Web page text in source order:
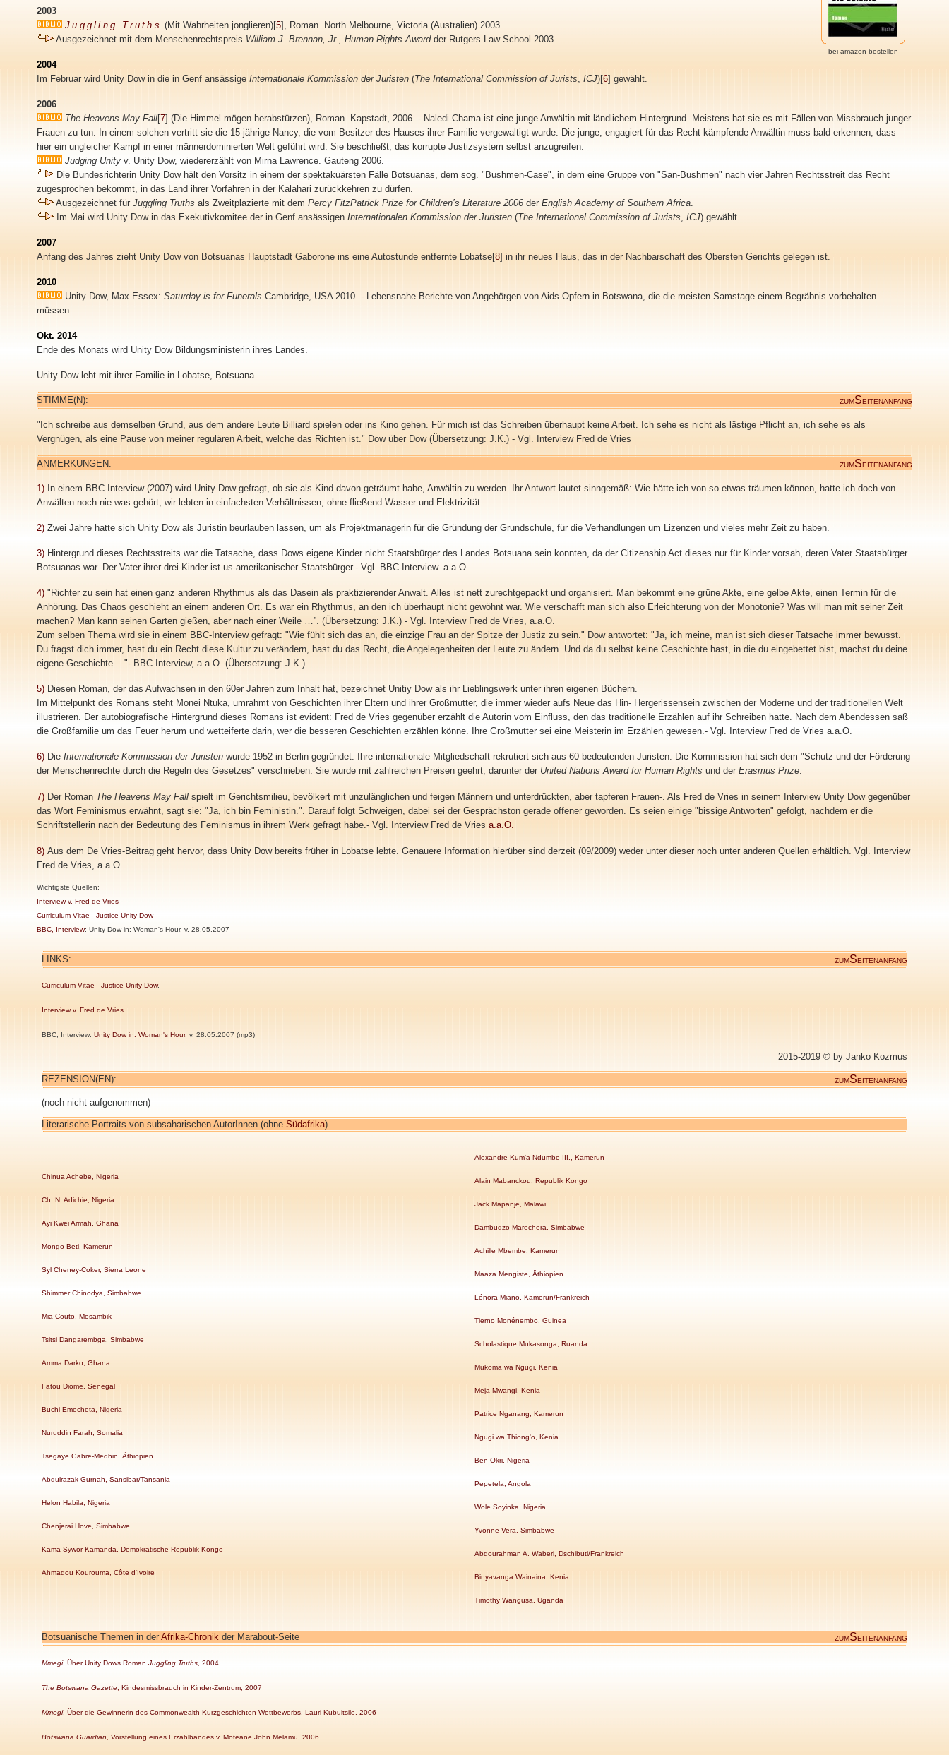
bei amazon bestellen
2003
Juggling Truths (Mit Wahrheiten jonglieren)[5], Roman. North Melbourne, Victoria (Australien) 2003.
Ausgezeichnet mit dem Menschenrechtspreis William J. Brennan, Jr., Human Rights Awardder Rutgers Law School 2003.
2004
Im Februar wird Unity Dow in die in Genf ansässige Internationale Kommission der Juristen (The International Commission of Jurists ICJ)[6] gewählt.
2006
The Heavens May Fall[7] (Die Himmel mögen herabstürzen), Roman. Kapstadt, 2006. - Naledi Chama ist eine junge Anwältin mit ländlichem Hintergrund. Meistens hat sie es mit Fällen von Missbrauch junger
Frauen zu tun. In einem solchen vertritt sie die 15-jährige Nancy, die vom Besitzer des Hauses ihrer Familie vergewaltigt wurde. Die junge, engagiert für das Recht kämpfende Anwältin muss bald erkennen, dass
hier ein ungleicher Kampf in einer männerdominierten Welt geführt wird. Sie beschließt, das korrupte Justizsystem selbst anzugreifen.
Judging Unity v. Unity Dow, wiedererzählt von Mirna Lawrence. Gauteng 2006.
Die Bundesrichterin Unity Dow hält den Vorsitz in einem der spektakuärsten Fälle Botsuanas, dem sog. "Bushmen-Case", in dem eine Gruppe von "San-Bushmen" nach vier Jahren Rechtsstreit das Recht
zugesprochen bekommt, in das Land ihrer Vorfahren in der Kalahari zurückkehren zu dürfen.
Ausgezeichnet für Juggling Truths als Zweitplazierte mit dem Percy FitzPatrick Prize for Children’s Literature 2006 der English Academy of Southern Africa
Im Mai wird Unity Dow in das Exekutivkomitee der in Genf ansässigen Internationalen Kommission der Juristen (The International Commission of Jurists ICJ) gewählt.
2007
Anfang des Jahres zieht Unity Dow von Botsuanas Hauptstadt Gaborone ins eine Autostunde entfernte Lobatse[8] in ihr neues Haus, das in der Nachbarschaft des Obersten Gerichts gelegen ist.
2010
Unity Dow, Max Essex: Saturday is for Funerals Cambridge, USA 2010 . -
Lebensnahe Berichte von Angehörgen von Aids-Opfern in Botswana, die die meisten Samstage einem Begräbnis vorbehalten
müssen.
Okt. 2014
Ende des Monats wird Unity Dow Bildungsministerin ihres Landes.
Unity Dow lebt mit ihrer Familie in Lobatse, Botsuana.
STIMME(N): ZUMSEITENANFANG
"Ich schreibe aus demselben Grund, aus dem andere Leute Billiard spielen oder ins Kino gehen. Für mich ist das Schreiben überhaupt keine Arbeit. Ich sehe es nicht als lästige Pflicht an, ich sehe es als
Vergnügen, als eine Pause von meiner regulären Arbeit, welche das Richten ist." Dow über Dow (Übersetzung: J.K.) - Vgl. Interview Fred de Vries
ANMERKUNGEN: ZUMSEITENANFANG
1) In einem BBC-Interview (2007) wird Unity Dow gefragt, ob sie als Kind davon geträumt habe, Anwältin zu werden. Ihr Antwort lautet sinngemäß: Wie hätte ich von so etwas träumen können, hatte ich doch von
Anwälten noch nie was gehört, wir lebten in einfachsten Verhältnissen, ohne fließend Wasser und Elektrizität.
2) Zwei Jahre hatte sich Unity Dow als Juristin beurlauben lassen, um als Projektmanagerin für die Gründung der Grundschule, für die Verhandlungen um Lizenzen und vieles mehr Zeit zu haben.
3) Hintergrund dieses Rechtsstreits war die Tatsache, dass Dows eigene Kinder nicht Staatsbürger des Landes Botsuana sein konnten, da der Citizenship Act dieses nur für Kinder vorsah, deren Vater Staatsbürger
Botsuanas war. Der Vater ihrer drei Kinder ist us-amerikanischer Staatsbürger.- Vgl. BBC-Interview. a.a.O.
4) "Richter zu sein hat einen ganz anderen Rhythmus als das Dasein als praktizierender Anwalt. Alles ist nett zurechtgepackt und organisiert. Man bekommt eine grüne Akte, eine gelbe Akte, einen Termin für die
Anhörung. Das Chaos geschieht an einem anderen Ort. Es war ein Rhythmus, an den ich überhaupt nicht gewöhnt war. Wie verschafft man sich also Erleichterung von der Monotonie? Was will man mit seiner Zeit
machen? Man kann seinen Garten gießen, aber nach einer Weile …”. (Übersetzung: J.K.) - Vgl. Interview Fred de Vries, a.a.O.
Zum selben Thema wird sie in einem BBC-Interview gefragt: "Wie fühlt sich das an, die einzige Frau an der Spitze der Justiz zu sein." Dow antwortet: "Ja, ich meine, man ist sich dieser Tatsache immer bewusst.
Du fragst dich immer, hast du ein Recht diese Kultur zu verändern, hast du das Recht, die Angelegenheiten der Leute zu ändern. Und da du selbst keine Geschichte hast, in die du eingebettet bist, machst du deine
eigene Geschichte ..."- BBC-Interview, a.a.O. (Übersetzung: J.K.)
5) Diesen Roman, der das Aufwachsen in den 60er Jahren zum Inhalt hat, bezeichnet Unitiy Dow als ihr Lieblingswerk unter ihren eigenen Büchern.
Im Mittelpunkt des Romans steht Monei Ntuka, umrahmt von Geschichten ihrer Eltern und ihrer Großmutter, die immer wieder aufs Neue das Hin- Hergerissensein zwischen der Moderne und der traditionellen Welt
illustrieren. Der autobiografische Hintergrund dieses Romans ist evident: Fred de Vries gegenüber erzählt die Autorin vom Einfluss, den das traditionelle Erzählen auf ihr Schreiben hatte. Nach dem Abendessen saß
die Großfamilie um das Feuer herum und wetteiferte darin, wer die besseren Geschichten erzählen könne. Ihre Großmutter sei eine Meisterin im Erzählen gewesen.- Vgl. Interview Fred de Vries a.a.O.
6) Die Internationale Kommission der Juristen wurde 1952 in Berlin gegründet. Ihre internationale Mitgliedschaft rekrutiert sich aus 60 bedeutenden Juristen. Die Kommission hat sich dem "Schutz und der Förderung
der Menschenrechte durch die Regeln des Gesetzes" verschrieben. Sie wurde mit zahlreichen Preisen geehrt, darunter der United Nations Award for Human Rights und der Erasmus Prize.
7) Der Roman The Heavens May Fall spielt im Gerichtsmilieu, bevölkert mit unzulänglichen und feigen Männern und unterdrückten, aber tapferen Frauen-. Als Fred de Vries in seinem Interview Unity Dow gegenüber
das Wort Feminismus erwähnt, sagt sie: "Ja, ich bin Feministin.". Darauf folgt Schweigen, dabei sei der Gesprächston gerade offener geworden. Es seien einige "bissige Antworten" gefolgt, nachdem er die
Schriftstellerin nach der Bedeutung des Feminismus in ihrem Werk gefragt habe.- Vgl. Interview Fred de Vries a.a.O.
8) Aus dem De Vries-Beitrag geht hervor, dass Unity Dow bereits früher in Lobatse lebte. Genauere Information hierüber sind derzeit (09/2009) weder unter dieser noch unter anderen Quellen erhältlich. Vgl. Interview
Fred de Vries, a.a.O.
Wichtigste Quellen:
Interview v. Fred de Vries
Curriculum Vitae - Justice Unity Dow
BBC, Interview: Unity Dow in: Woman's Hour, v. 28.05.2007
LINKS: ZUMSEITENANFANG
Curriculum Vitae - Justice Unity Dow.
Interview v. Fred de Vries
BBC, Interview: Unity Dow in: Woman's Hour, v. 28.05.2007 (mp3)
2015-2019 © by Janko Kozmus
REZENSION(EN): ZUMSEITENANFANG
(noch nicht aufgenommen)
Literarische Portraits von subsaharischen AutorInnen (ohne Südafrika)
Chinua Achebe, Nigeria
Ch. N. Adichie, Nigeria
Ayi Kwei Armah, Ghana
Mongo Beti, Kamerun
Syl Cheney-Coker, Sierra Leone
Shimmer Chinodya, Simbabwe
Mia Couto, Mosambik
Tsitsi Dangarembga, Simbabwe
Amma Darko, Ghana
Fatou Diome, Senegal
Buchi Emecheta, Nigeria
Nuruddin Farah, Somalia
Tsegaye Gabre-Medhin, Äthiopien
Abdulrazak Gurnah, Sansibar/Tansania
Helon Habila, Nigeria
Chenjerai Hove, Simbabwe
Kama Sywor Kamanda, Demokratische Republik Kongo
Ahmadou Kourouma, Côte d'Ivoire
Alexandre Kum'a Ndumbe III., Kamerun
Alain Mabanckou, Republik Kongo
Jack Mapanje, Malawi
Dambudzo Marechera, Simbabwe
Achille Mbembe, Kamerun
Maaza Mengiste, Äthiopien
Lénora Miano, Kamerun/Frankreich
Tierno Monénembo, Guinea
Scholastique Mukasonga, Ruanda
Mukoma wa Ngugi, Kenia
Meja Mwangi, Kenia
Patrice Nganang, Kamerun
Ngugi wa Thiong'o, Kenia
Ben Okri, Nigeria
Pepetela, Angola
Wole Soyinka, Nigeria
Yvonne Vera, Simbabwe
Abdourahman A. Waberi, Dschibuti/Frankreich
Binyavanga Wainaina, Kenia
Timothy Wangusa, Uganda
Botsuanische Themen in der Afrika-Chronik der Marabout-Seite ZUMSEITENANFANG
Mmegi, Über Unity Dows Roman Juggling Truths , 2004
The Botswana Gazette , Kindesmissbrauch in Kinder-Zentrum, 2007
Mmegi, Über die Gewinnerin des Commonwealth Kurzgeschichten-Wettbewerbs, Lauri Kubuitsile, 2006
Botswana Guardian , Vorstellung eines Erzählbandes v. Moteane John Melamu, 2006